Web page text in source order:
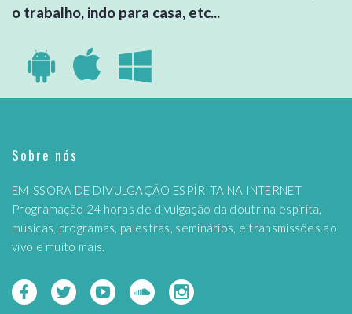
o trabalho, indo para casa, etc...
Sobre nós
EMISSORA DE DIVULGAÇÃO ESPÍRITA NA INTERNET
Programação 24 horas de divulgação da doutrina espírita,
músicas, programas, palestras, seminários, e transmissões ao
vivo e muito mais.